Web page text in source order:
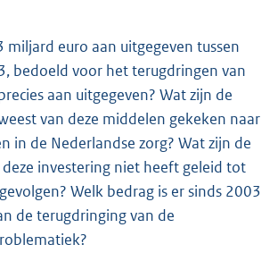
miljard euro aan uitgegeven tussen
bedoeld voor het terugdringen van
aan uitgegeven? Wat zijn de
van deze middelen gekeken naar
in de Nederlandse zorg? Wat zijn de
investering niet heeft geleid tot
Welk bedrag is er sinds 2003
de terugdringing van de